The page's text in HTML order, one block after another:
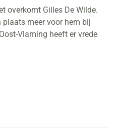
overkomt Gilles De Wilde.
plaats meer voor hem bij
Vlaming heeft er vrede